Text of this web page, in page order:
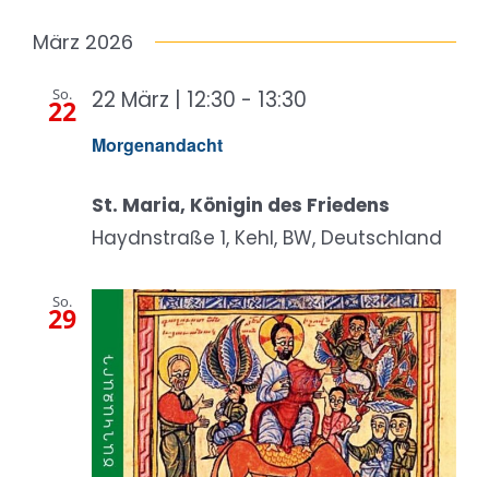
März 2026
So.
22
Morgenandacht
22 März | 12:30 - 13:30
St. Maria, Königin des Friedens
Haydnstraße 1, Kehl, BW, Deutschland
So.
29